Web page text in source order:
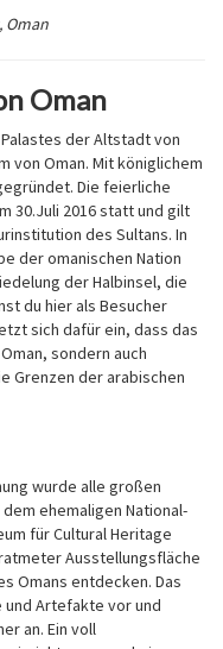
Oman
der Altstadt von
von Oman. Mit königlichem
Die feierliche
30.Juli 2016 statt und gilt
des Sultans. In
der omanischen Nation
der Halbinsel, die
du hier als Besucher
sich dafür ein, dass das
sondern auch
Grenzen der arabischen
wurde alle großen
ehemaligen National-
für Cultural Heritage
Ausstellungsfläche
Omans entdecken. Das
und Artefakte vor und
an. Ein voll